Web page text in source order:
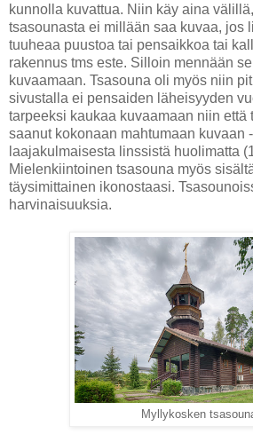
kunnolla kuvattua. Niin käy aina
tsasounasta ei millään saa kuvaa, jos
tuuheaa puustoa tai pensaikkoa tai
rakennus tms este. Silloin mennään
kuvaamaan. Tsasouna oli myös niin
sivustalla ei pensaiden läheisyyden
tarpeeksi kaukaa kuvaamaan niin että
saanut kokonaan mahtumaan kuvaan
laajakulmaisesta linssistä huolimatta
Mielenkiintoinen tsasouna myös
täysimittainen ikonostaasi.
harvinaisuuksia.
Myllykosken